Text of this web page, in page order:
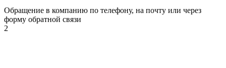
Обращение в компанию по телефону, на почту или через
форму обратной связи
2